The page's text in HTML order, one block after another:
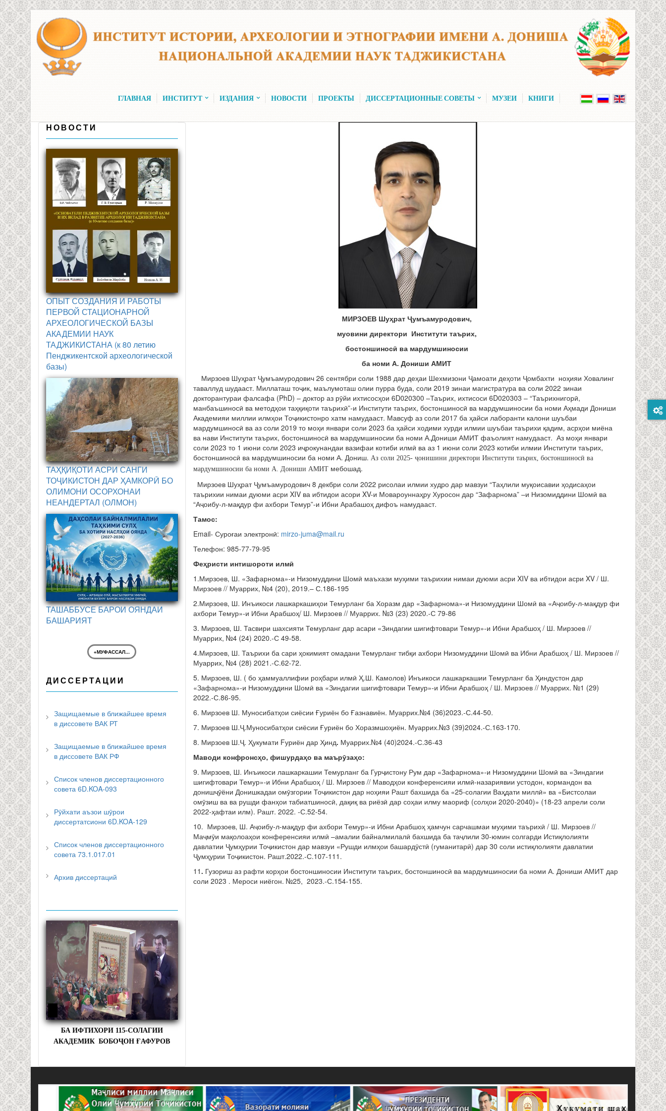
Перейти к основному содержанию
ГЛАВНАЯ ИНСТИТУТ ИЗДАНИЯ НОВОСТИ ПРОЕКТЫ ДИССЕРТАЦИОННЫЕ СОВЕТЫ МУЗЕИ КНИГИ
МИРЗОЕВ Шуҳрат Ҷумъамуродович,
муовини директори Институти таърих,
бостоншиносӣ ва мардумшиносии
ба номи А. Дониши АМИТ
Мирзоев Шуҳрат Ҷумъамуродович 26 сентябри соли 1988 дар деҳаи Шехмизони Ҷамоати деҳоти Ҷомбахти ноҳияи Ховалинг
таваллуд шудааст. Миллаташ тоҷик, маълумоташ олии пурра буда, соли 2019 зинаи магистратура ва соли 2022 зинаи
докторантураи фалсафа (PhD) – доктор аз рӯйи ихтисосҳои 6D020300 –Таърих, ихтисоси 6D020303 – “Таърихнигорӣ,
манбаъшиносӣ ва методҳои таҳқиқоти таърихӣ”-и Институти таърих, бостоншиносӣ ва мардумшиносии ба номи Аҳмади Дониши
Академияи миллии илмҳои Тоҷикистонро хатм намудааст. Мавсуф аз соли 2017 ба ҳайси лаборанти калони шуъбаи
мардумшиносӣ ва аз соли 2019 то моҳи январи соли 2023 ба ҳайси ходими хурди илмии шуъбаи таърихи қадим, асрҳои миёна
ва нави Институти таърих, бостоншиносӣ ва мардумшиносии ба номи А.Дониши АМИТ фаъолият намудааст. Аз моҳи январи
соли 2023 то 1 июни соли 2023 иҷрокунандаи вазифаи котиби илмӣ ва аз 1 июни соли 2023 котиби илмии Институти таърих,
бостоншиносӣ ва мардумшиносии ба номи А. Дониш. Аз соли 2025- ҷонишини директори Институти таърих, бостоншиносӣ ва
мардумшиносии ба номи А. Дониши АМИТмебошад.
Мирзоев Шуҳрат Ҷумъамуродович 8 декбри соли 2022 рисолаи илмии худро дар мавзуи “Таҳлили муқоисавии ҳодисаҳои
таърихии нимаи дуюми асри XIV ва ибтидои асори XV-и Мовароуннаҳру Хуросон дар “Зафарнома” –и Низомиддини Шомӣ ва
“Аҷоибу-л-мақдур фи ахбори Темур”-и Ибни Арабашоҳ дифоъ намудааст.
Тамос:
Email- Суроғаи электронӣ: mirzo-juma@mail.ru
Телефон: 985-77-79-95
Феҳристи интишороти илмӣ
1.Мирзоев, Ш. «Зафарнома»-и Низомуддини Шомӣ маъхази муҳими таърихии нимаи дуюми асри XIV ва ибтидои асри XV / Ш.
Мирзоев // Муаррих, №4 (20), 2019.– С.186-195
2.Мирзоев, Ш. Инъикоси лашкаркашиҳои Темурланг ба Хоразм дар «Зафарнома»-и Низомуддини Шомӣ ва «Аҷоибу-л-мақдур фи
ахбори Темур»-и Ибни Арабшоҳ/ Ш. Мирзоев // Муаррих. №3 (23) 2020.-С 79-86
3. Мирзоев, Ш. Тасвири шахсияти Темурланг дар асари «Зиндагии шигифтовари Темур»-и Ибни Арабшоҳ / Ш. Мирзоев //
Муаррих, №4 (24) 2020.-С 49-58.
4.Мирзоев, Ш. Таърихи ба сари ҳокимият омадани Темурланг тибқи ахбори Низомуддини Шомӣ ва Ибни Арабшоҳ / Ш. Мирзоев //
Муаррих, №4 (28) 2021.-С.62-72.
5. Мирзоев, Ш. ( бо ҳаммуаллифии роҳбари илмӣ Ҳ.Ш. Камолов) Инъикоси лашкаркашии Темурланг ба Ҳиндустон дар
«Зафарнома»-и Низомуддини Шомӣ ва «Зиндагии шигифтовари Темур»-и Ибни Арабшоҳ / Ш. Мирзоев // Муаррих. №1 (29)
2022.-С.86-95.
6. Мирзоев Ш. Муносибатҳои сиёсии Ғуриён бо Ғазнавиён. Муаррих.№4 (36)2023.-С.44-50.
7. Мирзоев Ш.Ҷ.Муносибатҳои сиёсии Ғуриён бо Хоразмшоҳиён. Муаррих.№3 (39)2024.-С.163-170.
8. Мирзоев Ш.Ҷ. Ҳукумати Fуриён дар Ҳинд. Муаррих.№4 (40)2024.-С.36-43
Маводи конфронсҳо, фишурдаҳо ва маърӯзаҳо:
9. Мирзоев, Ш. Инъикоси лашкаркашии Темурланг ба Гурҷистону Рум дар «Зафарнома»-и Низомуддини Шомӣ ва «Зиндагии
шигифтовари Темур»-и Ибни Арабшоҳ / Ш. Мирзоев // Маводҳои конференсияи илмӣ-назариявии устодон, кормандон ва
донишҷӯёни Донишкадаи омӯзгории Тоҷикистон дар ноҳияи Рашт бахшида ба «25-солагии Ваҳдати миллӣ» ва «Бистсолаи
омӯзиш ва ва рушди фанҳои табиатшиносӣ, дақиқ ва риёзӣ дар соҳаи илму маориф (солҳои 2020-2040)» (18-23 апрели соли
2022-ҳафтаи илм). Рашт. 2022. -С.52-54.
10. Мирзоев, Ш. Аҷоибу-л-мақдур фи ахбори Темур»-и Ибни Арабшоҳ ҳамчун сарчашмаи муҳими таърихӣ / Ш. Мирзоев //
Маҷмӯи мақолоаҳои конференсияи илмӣ –амалии байналмилалӣ бахшида ба таҷлили 30-юмин солгарди Истиқлолияти
давлатии Ҷумҳурии Тоҷикистон дар мавзуи «Рушди илмҳои башардӯстӣ (гуманитарӣ) дар 30 соли истиқлолияти давлатии
Ҷумҳурии Тоҷикистон. Рашт.2022.-С.107-111.
11 . Гузориш аз рафти корҳои бостоншиносии Институти таърих, бостоншиносӣ ва мардумшиносии ба номи А. Дониши АМИТ дар
соли 2023 . Мероси ниёгон. №25, 2023.-С.154-155.
НОВОСТИ
ОПЫТ СОЗДАНИЯ И РАБОТЫ
ПЕРВОЙ СТАЦИОНАРНОЙ
АРХЕОЛОГИЧЕСКОЙ БАЗЫ
АКАДЕМИИ НАУК
ТАДЖИКИСТАНА (к 80 летию
Пенджикентской археологической
базы)
ТАҲҚИҚОТИ АСРИ САНГИ
ТОҶИКИСТОН ДАР ҲАМКОРӢ БО
ОЛИМОНИ ОСОРХОНАИ
НЕАНДЕРТАЛ (ОЛМОН)
ТАШАББУСЕ БАРОИ ОЯНДАИ
БАШАРИЯТ
+МУФАССАЛ...
ДИССЕРТАЦИИ
Защищаемые в ближайшее время
в диссовете ВАК РТ
Защищаемые в ближайшее время
в диссовете ВАК РФ
Список членов диссертационного
совета 6D.KOA-093
Рӯйхати аъзои шӯрои
диссертатсиони 6D.KOA-129
Список членов диссертационного
совета 73.1.017.01
Архив диссертаций
БА ИФТИХОРИ 115-СОЛАГИИ
АКАДЕМИК БОБОҶОН ҒАФУРОВ